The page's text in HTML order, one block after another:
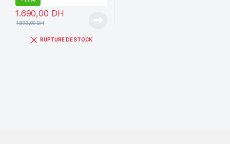
1.690,00 DH
1.899,00DH
RUPTURE DE STOCK